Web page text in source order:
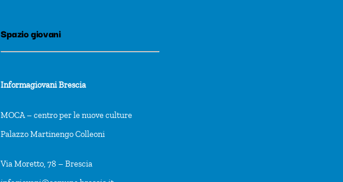
Spazio giovani
Informagiovani Brescia
MOCA – centro per le nuove culture
Palazzo Martinengo Colleoni
Via Moretto, 78 – Brescia